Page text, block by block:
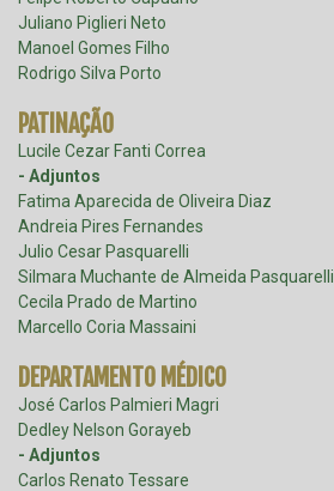
Juliano Piglieri Neto
Manoel Gomes Filho
Rodrigo Silva Porto
PATINAÇÃO
Lucile Cezar Fanti Correa
- Adjuntos
Fatima Aparecida de Oliveira Diaz
Andreia Pires Fernandes
Julio Cesar Pasquarelli
Silmara Muchante de Almeida Pasquarelli
Cecila Prado de Martino
Marcello Coria Massaini
DEPARTAMENTO MÉDICO
José Carlos Palmieri Magri
Dedley Nelson Gorayeb
- Adjuntos
Carlos Renato Tessare